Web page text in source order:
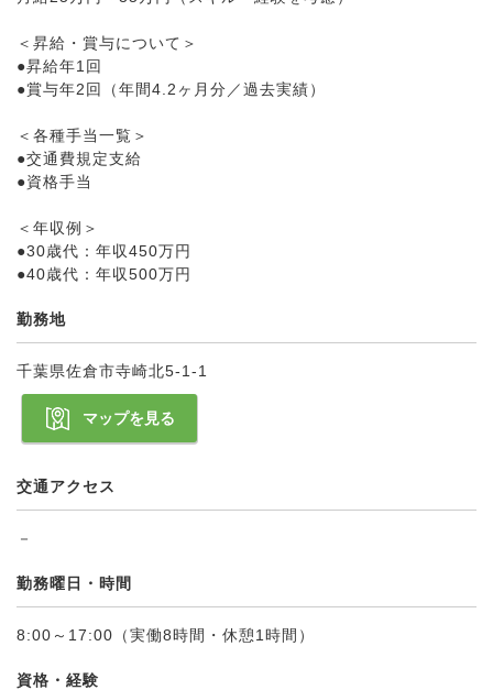
＜昇給・賞与について＞
●昇給年1回
●賞与年2回（年間4.2ヶ月分／過去実績）
＜各種手当一覧＞
●交通費規定支給
●資格手当
＜年収例＞
●30歳代：年収450万円
●40歳代：年収500万円
勤務地
千葉県佐倉市寺崎北5-1-1
マップを見る
交通アクセス
－
勤務曜日・時間
8:00～17:00（実働8時間・休憩1時間）
資格・経験